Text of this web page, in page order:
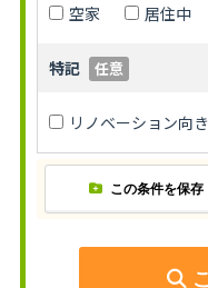
空家 居住中
特記 任意
リノベーション向き
この条件を保存